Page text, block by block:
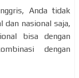
Anda tidak
dan nasional saja,
bisa dengan
dengan